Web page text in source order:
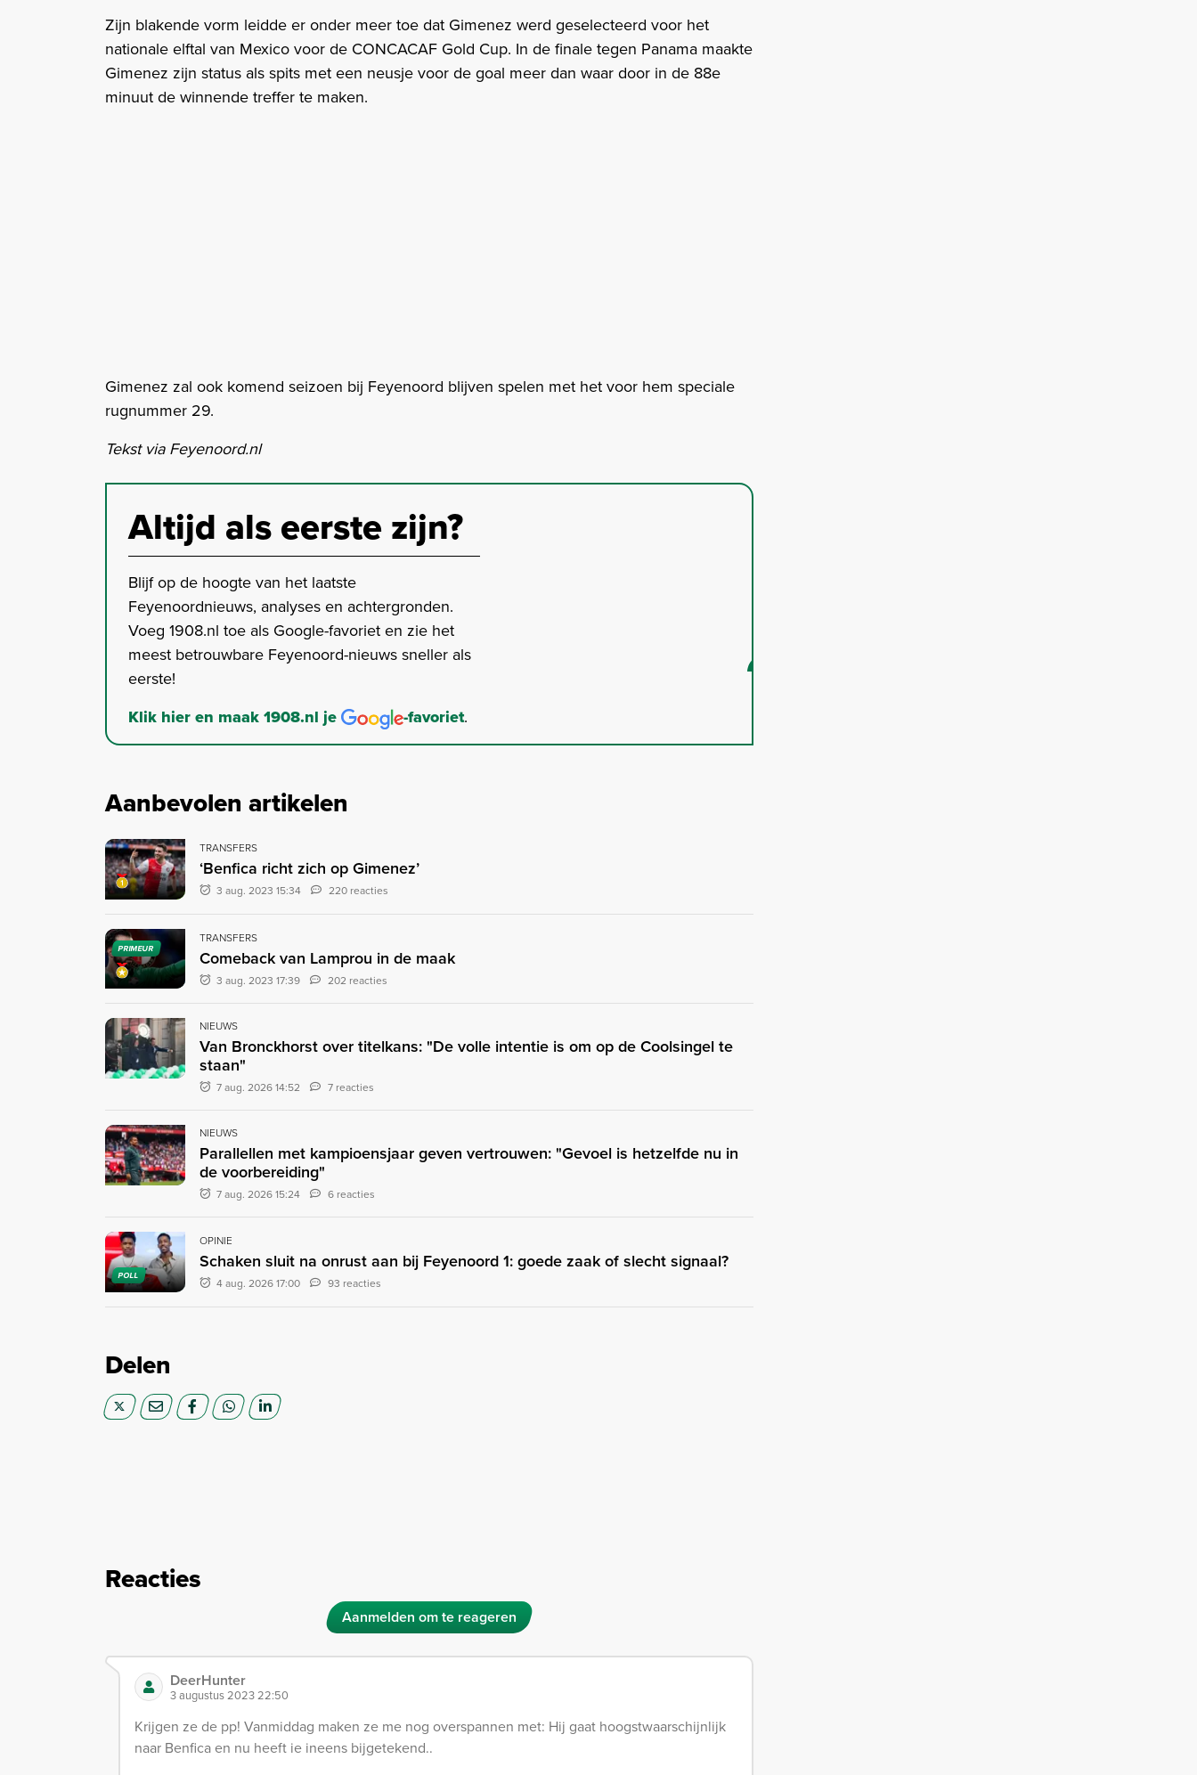
Zijn blakende vorm leidde er onder meer toe dat Gimenez werd geselecteerd voor het
nationale elftal van Mexico voor de CONCACAF Gold Cup. In de finale tegen Panama maakte
Gimenez zijn status als spits met een neusje voor de goal meer dan waar door in de 88e
minuut de winnende treffer te maken.
Gimenez zal ook komend seizoen bij Feyenoord blijven spelen met het voor hem speciale
rugnummer 29.
Tekst via Feyenoord.nl
Altijd als eerste zijn?
Blijf op de hoogte van het laatste
Feyenoordnieuws, analyses en achtergronden.
Voeg 1908.nl toe als Google-favoriet en zie het
meest betrouwbare Feyenoord-nieuws sneller als
eerste!
Klik hier en maak 1908.nl je
-favoriet.
Aanbevolen artikelen
TRANSFERS
‘Benfica richt zich op Gimenez’
3 aug. 2023 15:34 220 reacties
PRIMEUR
TRANSFERS
Comeback van Lamprou in de maak
3 aug. 2023 17:39 202 reacties
NIEUWS
Van Bronckhorst over titelkans: "De volle intentie is om op de Coolsingel te
staan"
7 aug. 2026 14:52 7 reacties
NIEUWS
Parallellen met kampioensjaar geven vertrouwen: "Gevoel is hetzelfde nu in
de voorbereiding"
7 aug. 2026 15:24 6 reacties
POLL
OPINIE
Schaken sluit na onrust aan bij Feyenoord 1: goede zaak of slecht signaal?
4 aug. 2026 17:00 93 reacties
Delen
Reacties
Aanmelden om te reageren
DeerHunter
3 augustus 2023 22:50
Krijgen ze de pp! Vanmiddag maken ze me nog overspannen met: Hij gaat hoogstwaarschijnlijk
naar Benfica en nu heeft ie ineens bijgetekend..